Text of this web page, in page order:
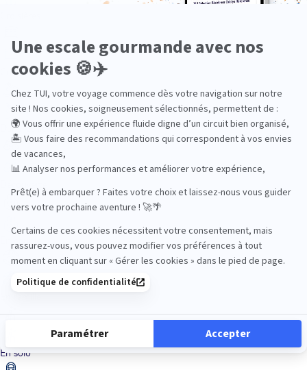
Culture
Dans les îles
En solo